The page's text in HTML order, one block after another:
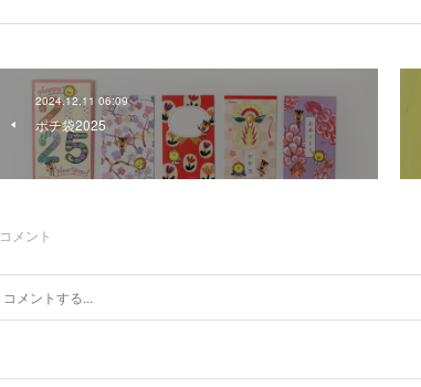
2024.12.11 06:09
ポチ袋2025
コメント